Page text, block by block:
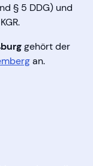
§ 5 DDG) und
gehört der
an.